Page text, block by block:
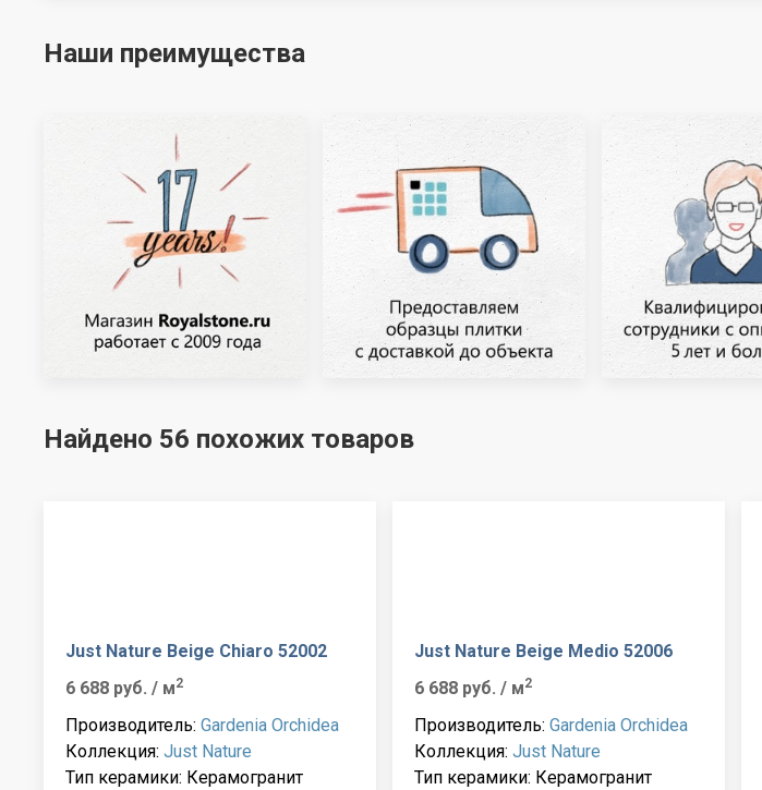
Наши преимущества
Найдено 56 похожих товаров
Just Nature Beige Chiaro 52002
6 688 руб. / м2
Производитель: Gardenia Orchidea
Коллекция: Just Nature
Тип керамики: Керамогранит
Just Nature Beige Medio 52006
6 688 руб. / м2
Производитель: Gardenia Orchidea
Коллекция: Just Nature
Тип керамики: Керамогранит